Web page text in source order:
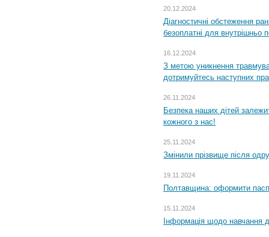
20.12.2024
Діагностичні обстеження
безоплатні для внутрішньо
16.12.2024
З метою уникнення
дотримуйтесь наступних
26.11.2024
Безпека наших дітей
кожного з нас!
25.11.2024
Змінили прізвище після
19.11.2024
Полтавщина: оформити
15.11.2024
Інформація щодо навчання